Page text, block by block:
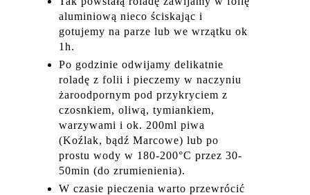
aluminiową nieco ściskając i
gotujemy na parze lub we wrzątku ok
1h.
Po godzinie odwijamy delikatnie
roladę z folii i pieczemy w naczyniu
żaroodpornym pod przykryciem z
czosnkiem, oliwą, tymiankiem,
warzywami i ok. 200ml piwa
(Koźlak, bądź Marcowe) lub po
prostu wody w 180-200°C przez 30-
50min (do zrumienienia).
W czasie pieczenia warto przewrócić